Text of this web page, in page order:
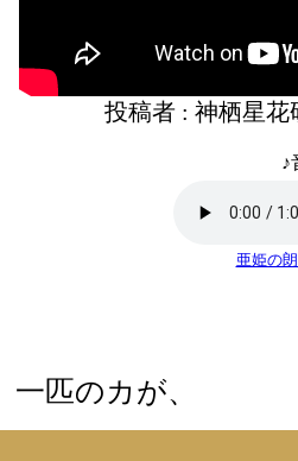
投稿者 : 神栖星
♪
亜姫の
一匹のカが、